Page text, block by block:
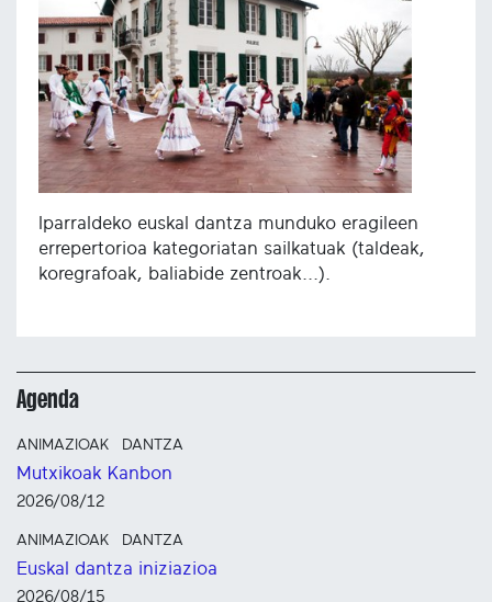
Iparraldeko euskal dantza munduko eragileen
errepertorioa kategoriatan sailkatuak (taldeak,
koregrafoak, baliabide zentroak...).
Agenda
ANIMAZIOAK DANTZA
Mutxikoak Kanbon
2026/08/12
ANIMAZIOAK DANTZA
Euskal dantza iniziazioa
2026/08/15